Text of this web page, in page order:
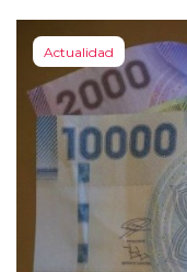
Actualidad